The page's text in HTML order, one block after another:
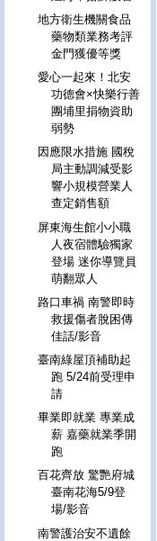
地方衛生機關食品
藥物類業務考評
金門獲優等獎
愛心一起來！北安
功德會×快樂行善
團埔里捐物資助
弱勢
因應限水措施 國稅
局主動調減受影
響小規模營業人
查定銷售額
屏東海生館小小職
人夜宿體驗獨家
登場 迷你導覽員
萌翻眾人
路口車禍 南警即時
救援傷者脫困傳
佳話/影音
臺南綠屋頂補助起
跑 5/24前受理申
請
畢業即就業 專業成
薪 嘉藥就業季開
跑
百花齊放 驚艷府城
臺南花海5/9登
場/影音
南警護治安不遺餘